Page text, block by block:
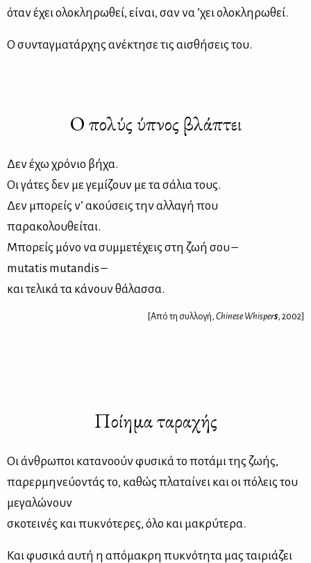
όταν έχει ολοκληρωθεί, είναι, σαν να ’χει ολοκληρωθεί.
Ο συνταγματάρχης ανέκτησε τις αισθήσεις του.
Ο πολύς ύπνος βλάπτει
Δεν έχω χρόνιο βήχα.
Οι γάτες δεν με γεμίζουν με τα σάλια τους.
Δεν μπορείς ν’ ακούσεις την αλλαγή που
παρακολουθείται.
Μπορείς μόνο να συμμετέχεις στη ζωή σου –
mutatis mutandis –
και τελικά τα κάνουν θάλασσα.
[Από τη συλλογή, Chinese Whispers, 2002]
Ποίημα ταραχής
Οι άνθρωποι κατανοούν φυσικά το ποτάμι της ζωής,
παρερμηνεύοντάς το, καθώς πλαταίνει και οι πόλεις του
μεγαλώνουν
σκοτεινές και πυκνότερες, όλο και μακρύτερα.
Και φυσικά αυτή η απόμακρη πυκνότητα μας ταιριάζει